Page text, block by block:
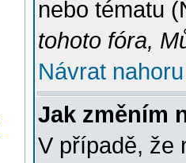
nebo tématu
tohoto fóra,
Návrat nahoru
Jak změním
V případě, že